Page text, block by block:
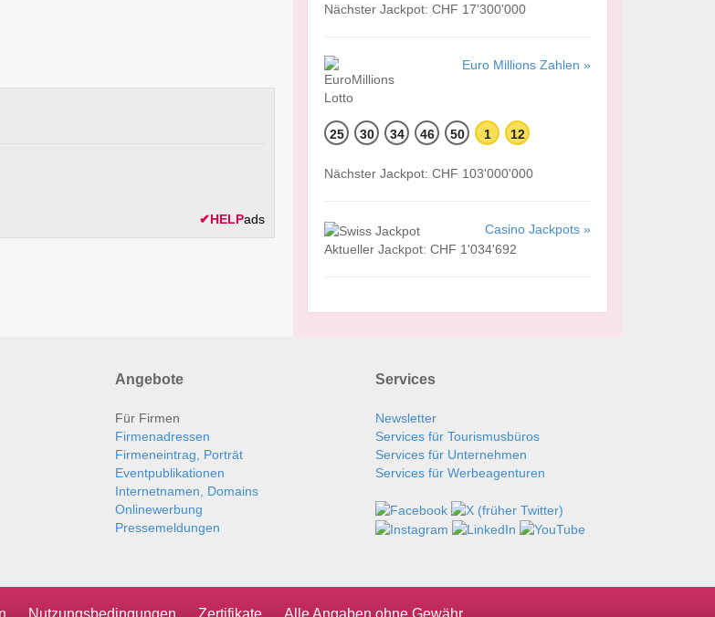
✔HELPads
Nächster Jackpot: CHF 17'300'000
Euro Millions Zahlen »
25 30 34 46 50 1 12
Nächster Jackpot: CHF 103'000'000
Casino Jackpots »
Aktueller Jackpot: CHF 1'034'692
Angebote
Für Firmen
Firmenadressen
Firmeneintrag, Porträt
Eventpublikationen
Internetnamen, Domains
Onlinewerbung
Pressemeldungen
Services
Newsletter
Services für Tourismusbüros
Services für Unternehmen
Services für Werbeagenturen
Nutzungsbedingungen Zertifikate Alle Angaben ohne Gewähr